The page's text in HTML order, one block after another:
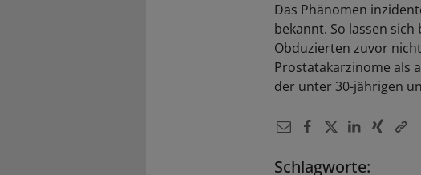
Das Phänomen
bekannt. So lassen
Obduzierten zuvor
Prostatakarzinome als
der unter 30-jährigen
Schlagworte: